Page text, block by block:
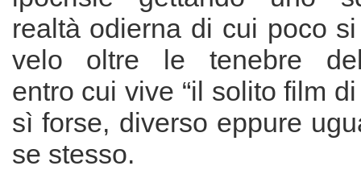
realtà odierna di cui poco
velo oltre le tenebre
entro cui vive “il solito film
sì forse, diverso eppure
se stesso.